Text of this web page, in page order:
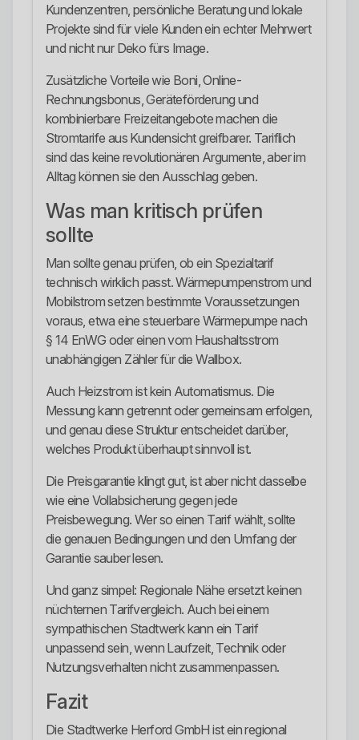
Kundenzentren, persönliche Beratung und lokale
Projekte sind für viele Kunden ein echter Mehrwert
und nicht nur Deko fürs Image.
Zusätzliche Vorteile wie Boni, Online-
Rechnungsbonus, Geräteförderung und
kombinierbare Freizeitangebote machen die
Stromtarife aus Kundensicht greifbarer. Tariflich
sind das keine revolutionären Argumente, aber im
Alltag können sie den Ausschlag geben.
Was man kritisch prüfen
sollte
Man sollte genau prüfen, ob ein Spezialtarif
technisch wirklich passt. Wärmepumpenstrom und
Mobilstrom setzen bestimmte Voraussetzungen
voraus, etwa eine steuerbare Wärmepumpe nach
§ 14 EnWG oder einen vom Haushaltsstrom
unabhängigen Zähler für die Wallbox.
Auch Heizstrom ist kein Automatismus. Die
Messung kann getrennt oder gemeinsam erfolgen,
und genau diese Struktur entscheidet darüber,
welches Produkt überhaupt sinnvoll ist.
Die Preisgarantie klingt gut, ist aber nicht dasselbe
wie eine Vollabsicherung gegen jede
Preisbewegung. Wer so einen Tarif wählt, sollte
die genauen Bedingungen und den Umfang der
Garantie sauber lesen.
Und ganz simpel: Regionale Nähe ersetzt keinen
nüchternen Tarifvergleich. Auch bei einem
sympathischen Stadtwerk kann ein Tarif
unpassend sein, wenn Laufzeit, Technik oder
Nutzungsverhalten nicht zusammenpassen.
Fazit
Die Stadtwerke Herford GmbH ist ein regional